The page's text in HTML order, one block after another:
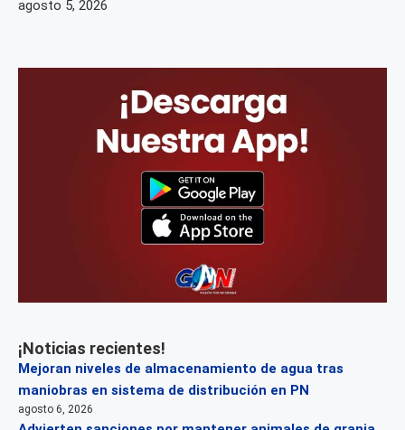
agosto 5, 2026
¡Noticias recientes!
Mejoran niveles de almacenamiento de agua tras
maniobras en sistema de distribución en PN
agosto 6, 2026